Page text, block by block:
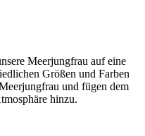
Meerjungfrau auf eine
Größen und Farben
und fügen dem
hinzu.